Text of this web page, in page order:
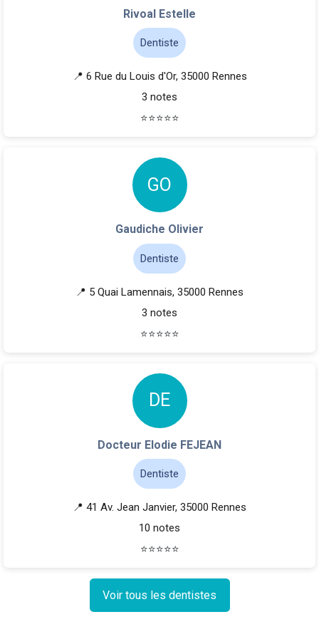
Rivoal Estelle
Dentiste
📍 6 Rue du Louis d'Or, 35000 Rennes
3 notes
⭐⭐⭐⭐⭐
GO
Gaudiche Olivier
Dentiste
📍 5 Quai Lamennais, 35000 Rennes
3 notes
⭐⭐⭐⭐⭐
DE
Docteur Elodie FEJEAN
Dentiste
📍 41 Av. Jean Janvier, 35000 Rennes
10 notes
⭐⭐⭐⭐⭐
Voir tous les dentistes